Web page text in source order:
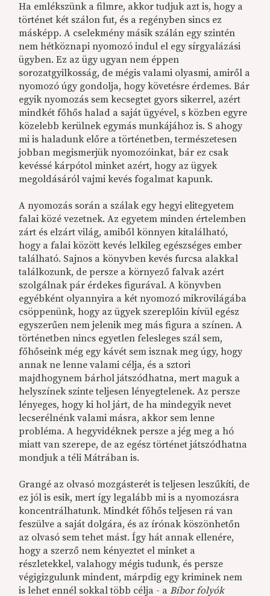
Ha emlékszünk a filmre, akkor tudjuk azt is, hogy a
történet két szálon fut, és a regényben sincs ez
másképp. A cselekmény másik szálán egy szintén
nem hétköznapi nyomozó indul el egy sírgyalázási
ügyben. Ez az ügy ugyan nem éppen
sorozatgyilkosság, de mégis valami olyasmi, amiről a
nyomozó úgy gondolja, hogy követésre érdemes. Bár
egyik nyomozás sem kecsegtet gyors sikerrel, azért
mindkét főhős halad a saját ügyével, s közben egyre
közelebb kerülnek egymás munkájához is. S ahogy
mi is haladunk előre a történetben, természetesen
jobban megismerjük nyomozóinkat, bár ez csak
kevéssé kárpótol minket azért, hogy az ügyek
megoldásáról vajmi kevés fogalmat kapunk.
A nyomozás során a szálak egy hegyi elitegyetem
falai közé vezetnek. Az egyetem minden értelemben
zárt és elzárt világ, amiből könnyen kitalálható,
hogy a falai között kevés lelkileg egészséges ember
található. Sajnos a könyvben kevés furcsa alakkal
találkozunk, de persze a környező falvak azért
szolgálnak pár érdekes figurával. A könyvben
egyébként olyannyira a két nyomozó mikrovilágába
csöppenünk, hogy az ügyek szereplőin kívül egész
egyszerűen nem jelenik meg más figura a színen. A
történetben nincs egyetlen felesleges szál sem,
főhőseink még egy kávét sem isznak meg úgy, hogy
annak ne lenne valami célja, és a sztori
majdhogynem bárhol játszódhatna, mert maguk a
helyszínek szinte teljesen lényegtelenek. Az persze
lényeges, hogy ki hol járt, de ha mindegyik nevet
lecserélnénk valami másra, akkor sem lenne
probléma. A hegyvidéknek persze a jég meg a hó
miatt van szerepe, de az egész történet játszódhatna
mondjuk a téli Mátrában is.
Grangé az olvasó mozgásterét is teljesen leszűkíti, de
ez jól is esik, mert így legalább mi is a nyomozásra
koncentrálhatunk. Mindkét főhős teljesen rá van
feszülve a saját dolgára, és az írónak köszönhetőn
az olvasó sem tehet mást. Így hát annak ellenére,
hogy a szerző nem kényeztet el minket a
részletekkel, valahogy mégis tudunk, és persze
végigizgulunk mindent, márpdig egy kriminek nem
is lehet ennél sokkal több célja - aBíbor folyók